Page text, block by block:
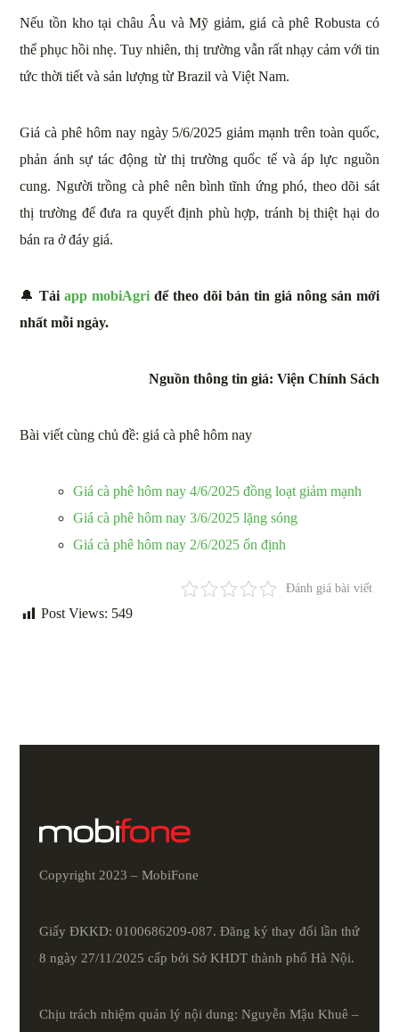
Nếu tồn kho tại châu Âu và Mỹ giảm, giá cà phê Robusta có
thể phục hồi nhẹ. Tuy nhiên, thị trường vẫn rất nhạy cảm với tin
tức thời tiết và sản lượng từ Brazil và Việt Nam.
Giá cà phê hôm nay ngày 5/6/2025 giảm mạnh trên toàn quốc,
phản ánh sự tác động từ thị trường quốc tế và áp lực nguồn
cung. Người trồng cà phê nên bình tĩnh ứng phó, theo dõi sát
thị trường để đưa ra quyết định phù hợp, tránh bị thiệt hại do
bán ra ở đáy giá.
🔔Tảiapp mobiAgriđể theo dõi bản tin giá nông sản mới
nhất mỗi ngày.
Nguồn thông tin giá: Viện Chính Sách
Bài viết cùng chủ đề: giá cà phê hôm nay
Giá cà phê hôm nay 4/6/2025 đồng loạt giảm mạnh
Giá cà phê hôm nay 3/6/2025 lặng sóng
Giá cà phê hôm nay 2/6/2025 ổn định
Đánh giá bài viết
Post Views: 549
Copyright 2023 – MobiFone
Giấy ĐKKD: 0100686209-087. Đăng ký thay đổi lần thứ
8 ngày 27/11/2025 cấp bởi Sở KHDT thành phố Hà Nội.
Chịu trách nhiệm quản lý nội dung: Nguyễn Mậu Khuê –